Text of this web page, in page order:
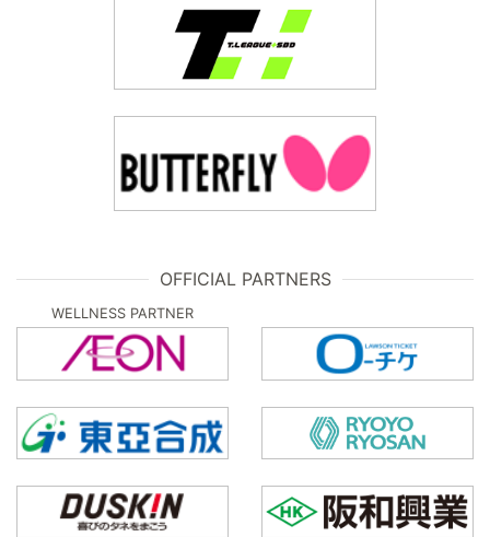
OFFICIAL PARTNERS
WELLNESS PARTNER